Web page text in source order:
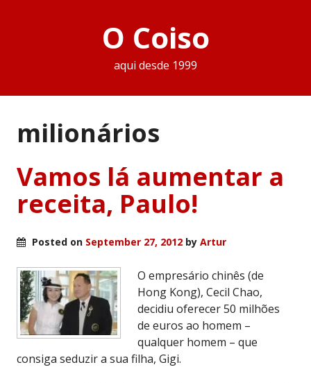
O Coiso
aqui desde 1999
milionários
Vamos lá aumentar a
receita, Paulo!
Posted on September 27, 2012 by Artur
O empresário chinês (de
Hong Kong), Cecil Chao,
decidiu oferecer 50 milhões
de euros ao homem –
qualquer homem – que
consiga seduzir a sua filha, Gigi.